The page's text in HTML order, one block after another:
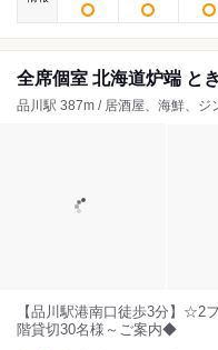
全席個室 北海道炉端 と
品川駅 387m / 居酒屋、海鮮、ジ
【品川駅港南口徒歩3分】☆2
階貸切30名様～ご案内◆